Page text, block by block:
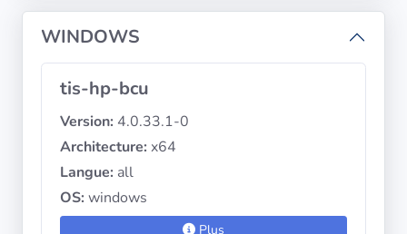
Copyright
WINDOWS
tis-hp-bcu
Version: 4.0.33.1-0
Architecture: x64
Langue: all
OS: windows
Plus